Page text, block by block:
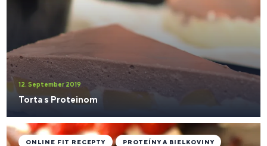
12. September 2019
Torta s Proteinom
ONLINE FIT RECEPTY PROTEÍNY A BIELKOVINY